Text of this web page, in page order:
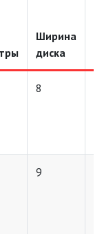
Ширина
диска
8
9